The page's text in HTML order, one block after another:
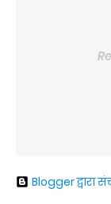
Blogger द्वारा